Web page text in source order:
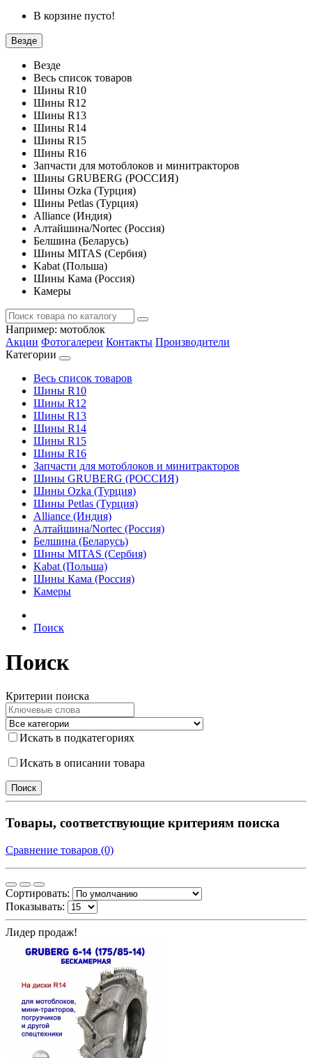
В корзине пусто!
Везде
Везде
Весь список товаров
Шины R10
Шины R12
Шины R13
Шины R14
Шины R15
Шины R16
Запчасти для мотоблоков и минитракторов
Шины GRUBERG (РОССИЯ)
Шины Ozka (Турция)
Шины Petlas (Турция)
Alliance (Индия)
Алтайшина/Nortec (Россия)
Белшина (Беларусь)
Шины MITAS (Сербия)
Kabat (Польша)
Шины Кама (Россия)
Камеры
Например: мотоблок
Акции Фотогалереи Контакты Производители
Категории
Весь список товаров
Шины R10
Шины R12
Шины R13
Шины R14
Шины R15
Шины R16
Запчасти для мотоблоков и минитракторов
Шины GRUBERG (РОССИЯ)
Шины Ozka (Турция)
Шины Petlas (Турция)
Alliance (Индия)
Алтайшина/Nortec (Россия)
Белшина (Беларусь)
Шины MITAS (Сербия)
Kabat (Польша)
Шины Кама (Россия)
Камеры
Поиск
Поиск
Критерии поиска
Искать в подкатегориях
Искать в описании товара
Товары, соответствующие критериям поиска
Сравнение товаров (0)
Сортировать:
Показывать:
Лидер продаж!